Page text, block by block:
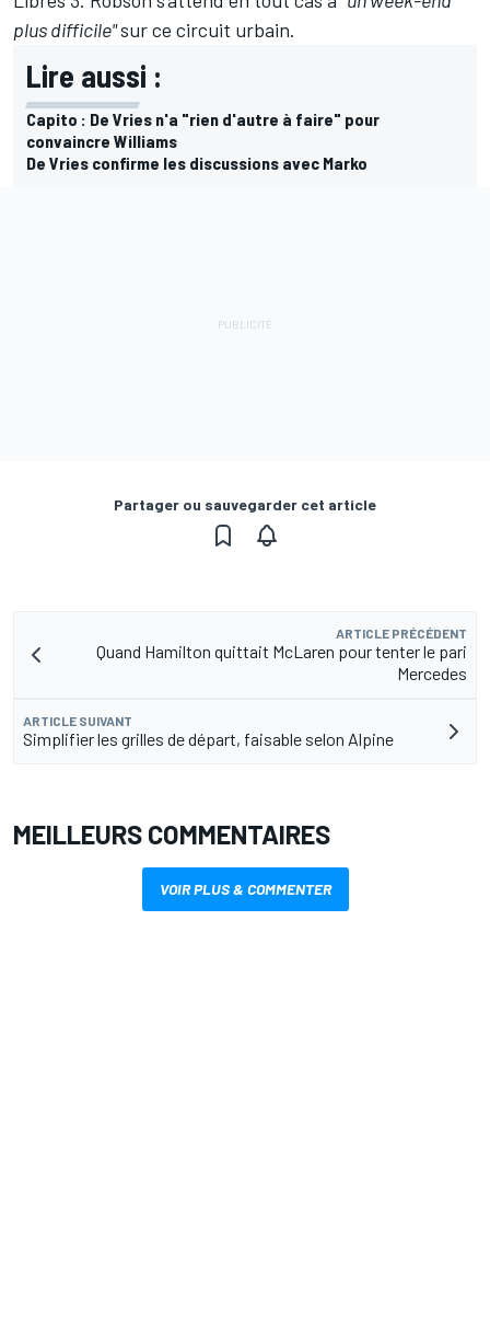
plus difficile"sur ce circuit urbain.
Lire aussi :
Capito : De Vries n'a "rien d'autre à faire" pour
convaincre Williams
De Vries confirme les discussions avec Marko
Partager ou sauvegarder cet article
ARTICLE PRÉCÉDENT
Quand Hamilton quittait McLaren pour tenter le pari
Mercedes
ARTICLE SUIVANT
Simplifier les grilles de départ, faisable selon Alpine
MEILLEURS COMMENTAIRES
VOIR PLUS & COMMENTER